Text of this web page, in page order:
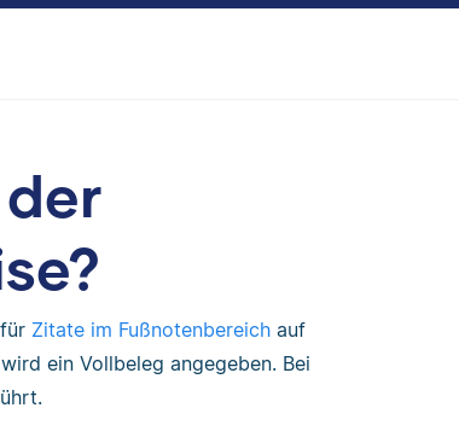
Zitate im Fußnotenbereichauf
ein Vollbeleg angegeben. Bei